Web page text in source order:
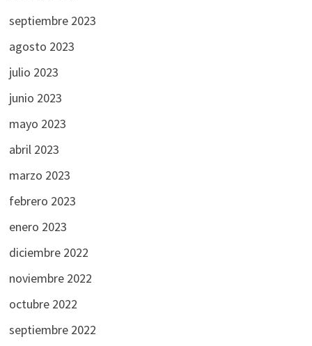
septiembre 2023
agosto 2023
julio 2023
junio 2023
mayo 2023
abril 2023
marzo 2023
febrero 2023
enero 2023
diciembre 2022
noviembre 2022
octubre 2022
septiembre 2022